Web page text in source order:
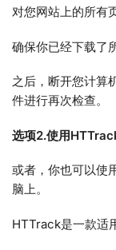
对您网站上的所有
确保你已经下载了
之后，断开您计算
件进行再次检查。
选项2.使用
或者，你也可以使
脑上。
HTTrack是一款适